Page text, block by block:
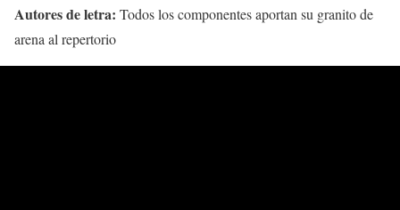
Autores de letra: Todos los componentes aportan su granito de
arena al repertorio